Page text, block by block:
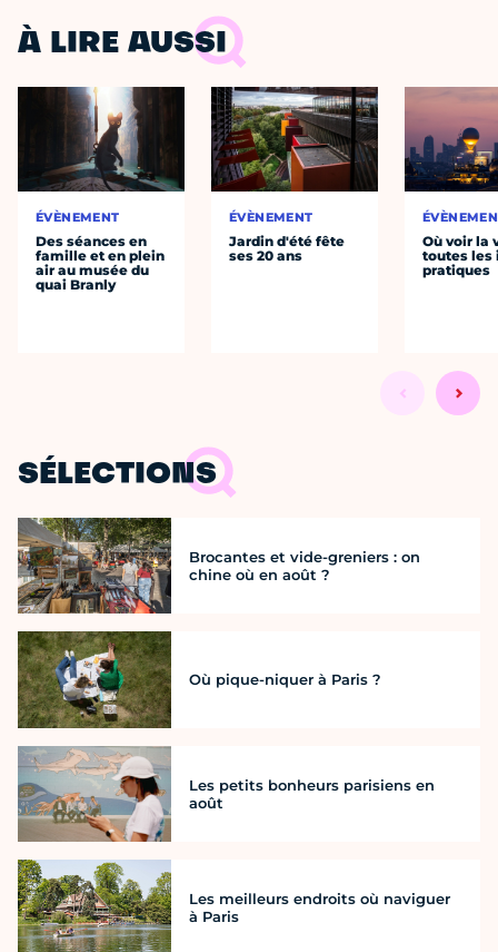
À LIRE AUSSI
ÉVÈNEMENT
Des séances en
famille et en plein
air au musée du
quai Branly
ÉVÈNEMENT
Jardin d'été fête
ses 20 ans
Où voir la
toutes les
pratiques
SÉLECTIONS
Brocantes et vide-greniers : on
chine où en août ?
Où pique-niquer à Paris ?
Les petits bonheurs parisiens en
août
Les meilleurs endroits où naviguer
à Paris